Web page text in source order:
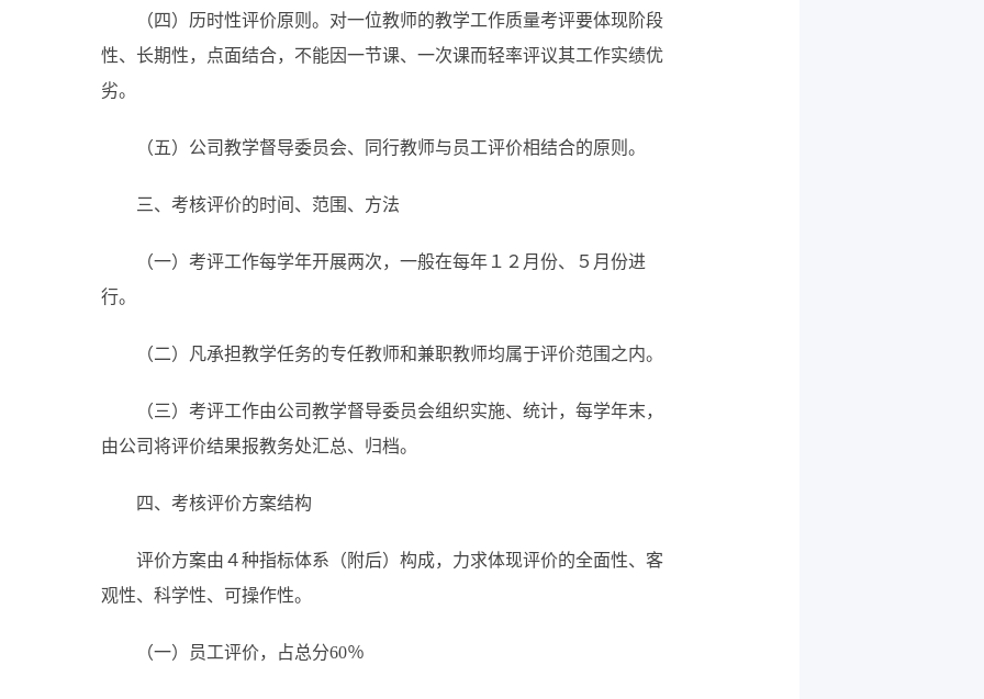
（四）历时性评价原则。对一位教师的教学工作质量考评要体现阶段
性、长期性，点面结合，不能因一节课、一次课而轻率评议其工作实绩优
劣。
（五）公司教学督导委员会、同行教师与员工评价相结合的原则。
三、考核评价的时间、范围、方法
（一）考评工作每学年开展两次，一般在每年１２月份、５月份进
行。
（二）凡承担教学任务的专任教师和兼职教师均属于评价范围之内。
（三）考评工作由公司教学督导委员会组织实施、统计，每学年末，
由公司将评价结果报教务处汇总、归档。
四、考核评价方案结构
评价方案由４种指标体系（附后）构成，力求体现评价的全面性、客
观性、科学性、可操作性。
（一）员工评价，占总分60％